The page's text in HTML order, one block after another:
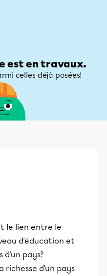
est en travaux.
celles déjà posées!
le lien entre le
d'éducation et
d'un pays?
richesse d'un pays